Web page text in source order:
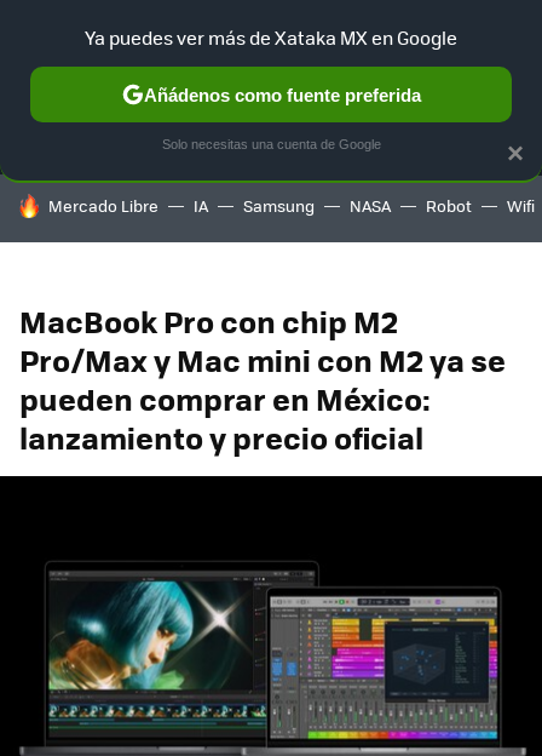
MENÚ NUEVO
GAMING HOME AUTO
HOY SE HABLA DE
Mercado Libre IA Samsung NASA Robot Wifi
MacBook Pro con chip M2
Pro/Max y Mac mini con M2 ya se
pueden comprar en México:
lanzamiento y precio oficial
×
Ya puedes ver más de Xataka MX en Google
Añádenos como fuente preferida
Solo necesitas una cuenta de Google